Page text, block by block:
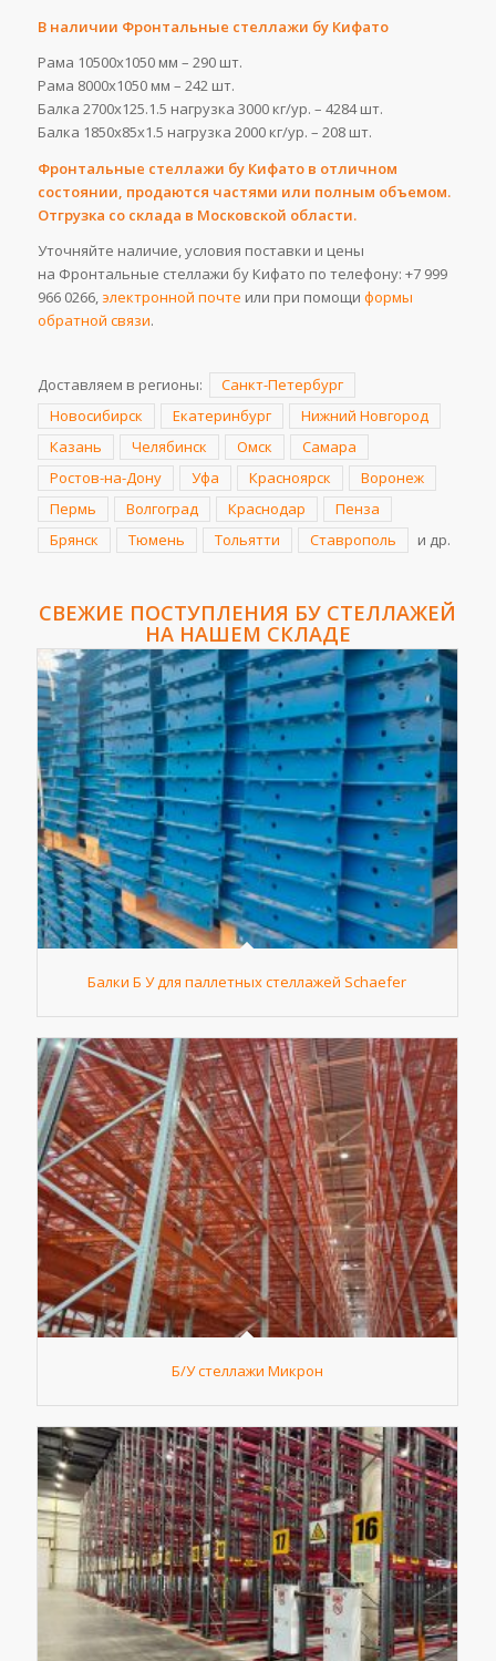
В наличии Фронтальные стеллажи бу Кифато
Рама 10500х1050 мм – 290 шт.
Рама 8000х1050 мм – 242 шт.
Балка 2700х125.1.5 нагрузка 3000 кг/ур. – 4284 шт.
Балка 1850х85х1.5 нагрузка 2000 кг/ур. – 208 шт.
Фронтальные стеллажи бу Кифато в отличном
состоянии, продаются частями или полным объемом.
Отгрузка со склада в Московской области.
Уточняйте наличие, условия поставки и цены
на Фронтальные стеллажи бу Кифато по телефону: +7 999
966 0266, электронной почте или при помощи формы
обратной связи.
Доставляем в регионы:
Санкт-Петербург
Новосибирск
Екатеринбург
Нижний Новгород
Казань
Челябинск Омск
Самара
Ростов-на-Дону
Уфа Красноярск
Воронеж
Пермь
Волгоград Краснодар
Пенза
Брянск
Тюмень Тольятти Ставрополь и др.
СВЕЖИЕ ПОСТУПЛЕНИЯ БУ СТЕЛЛАЖЕЙ
НА НАШЕМ СКЛАДЕ
Балки Б У для паллетных стеллажей Schaefer
Б/У стеллажи Микрон